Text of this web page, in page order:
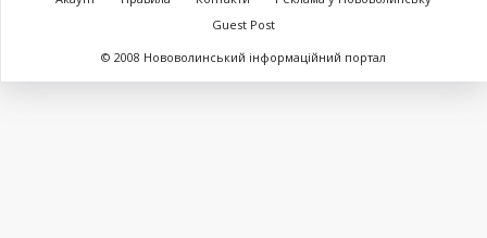
Guest Post
© 2008 Нововолинський інформаційний портал